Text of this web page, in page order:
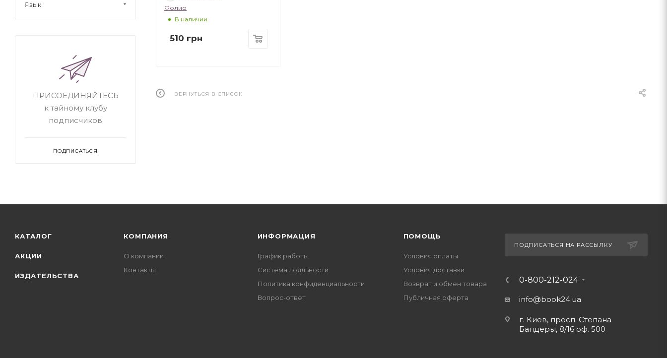
Фолио
В наличии
510 грн
ВЕРНУТЬСЯ В СПИСОК
Язык
ПРИСОЕДИНЯЙТЕСЬ
к тайному клубу
подписчиков
ПОДПИСАТЬСЯ
КАТАЛОГ
АКЦИИ
ИЗДАТЕЛЬСТВА
КОМПАНИЯ
О компании
Контакты
ИНФОРМАЦИЯ
График работы
Система лояльности
Политика конфиденциальности
Вопрос-ответ
ПОМОЩЬ
Условия оплаты
Условия доставки
Возврат и обмен товара
Публичная оферта
ПОДПИСАТЬСЯ НА РАССЫЛКУ
0-800-212-024
info@book24.ua
г. Киев, просп. Степана
Бандеры, 8/16 оф. 500